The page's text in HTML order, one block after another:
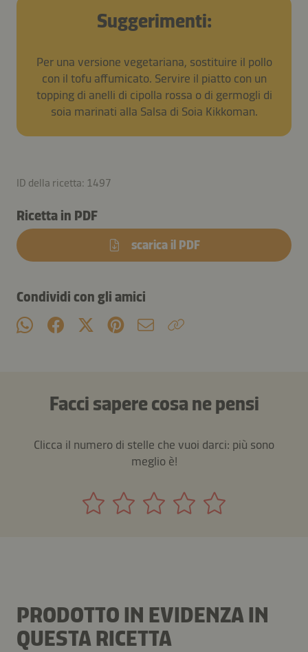
Suggerimenti:
Per una versione vegetariana, sostituire il pollo
con il tofu affumicato. Servire il piatto con un
topping di anelli di cipolla rossa o di germogli di
soia marinati alla Salsa di Soia Kikkoman.
ID della ricetta: 1497
Ricetta in PDF
scarica il PDF
Condividi con gli amici
Facci sapere cosa ne pensi
Clicca il numero di stelle che vuoi darci: più sono
meglio è!
PRODOTTO IN EVIDENZA IN
QUESTA RICETTA